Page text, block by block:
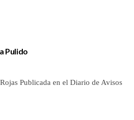
Pulido
Publicada en el Diario de Avisos